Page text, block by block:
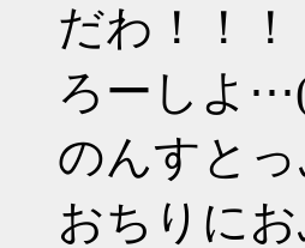
だわ！！！
ろーしよ
のんすと
おちりに